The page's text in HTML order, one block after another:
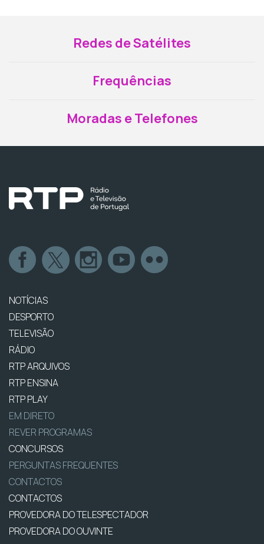
Redes de Satélites
Frequências
Moradas e Telefones
NOTÍCIAS
DESPORTO
TELEVISÃO
RÁDIO
RTP ARQUIVOS
RTP ENSINA
RTP PLAY
EM DIRETO
REVER PROGRAMAS
CONCURSOS
PERGUNTAS FREQUENTES
CONTACTOS
CONTACTOS
PROVEDORA DO TELESPECTADOR
PROVEDORA DO OUVINTE